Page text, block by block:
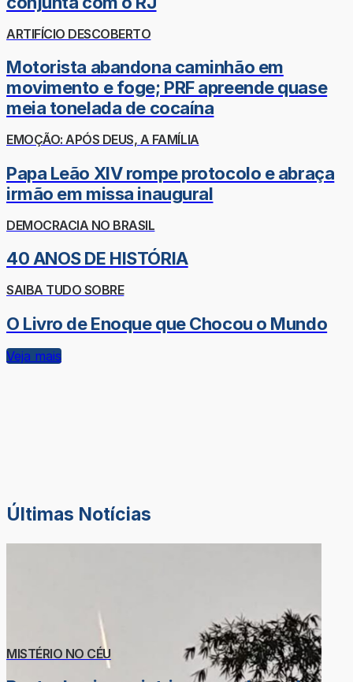
ARTIFÍCIO DESCOBERTO
Motorista abandona caminhão em
movimento e foge; PRF apreende quase
meia tonelada de cocaína
EMOÇÃO: APÓS DEUS, A FAMÍLIA
Papa Leão XIV rompe protocolo e abraça
irmão em missa inaugural
DEMOCRACIA NO BRASIL
40 ANOS DE HISTÓRIA
SAIBA TUDO SOBRE
O Livro de Enoque que Chocou o Mundo
Veja mais
Últimas Notícias
MISTÉRIO NO CÉU